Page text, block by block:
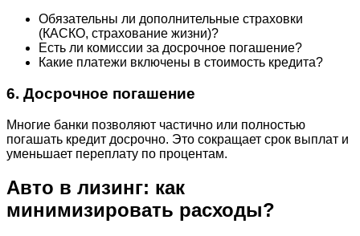
Обязательны ли дополнительные страховки
(КАСКО, страхование жизни)?
Есть ли комиссии за досрочное погашение?
Какие платежи включены в стоимость кредита?
6. Досрочное погашение
Многие банки позволяют частично или полностью
погашать кредит досрочно. Это сокращает срок выплат и
уменьшает переплату по процентам.
Авто в лизинг: как
минимизировать расходы?